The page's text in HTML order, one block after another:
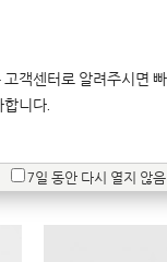
Bambu CMYK
객센터로 알려주시면
합니다.
7일 동안 다시 열지 않음